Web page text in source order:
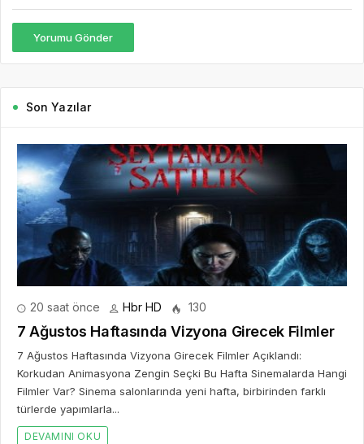
Yorumu Gönder
Son Yazılar
20 saat önce Hbr HD 130
7 Ağustos Haftasında Vizyona Girecek Filmler
7 Ağustos Haftasında Vizyona Girecek Filmler Açıklandı:
Korkudan Animasyona Zengin Seçki Bu Hafta Sinemalarda Hangi
Filmler Var? Sinema salonlarında yeni hafta, birbirinden farklı
türlerde yapımlarla...
DEVAMINI OKU